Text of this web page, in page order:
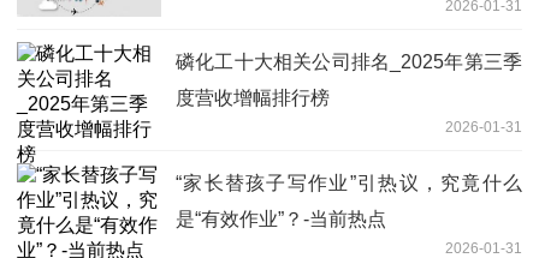
2026-01-31
磷化工十大相关公司排名_2025年第三季
度营收增幅排行榜
2026-01-31
“家长替孩子写作业”引热议，究竟什么
是“有效作业”？-当前热点
2026-01-31